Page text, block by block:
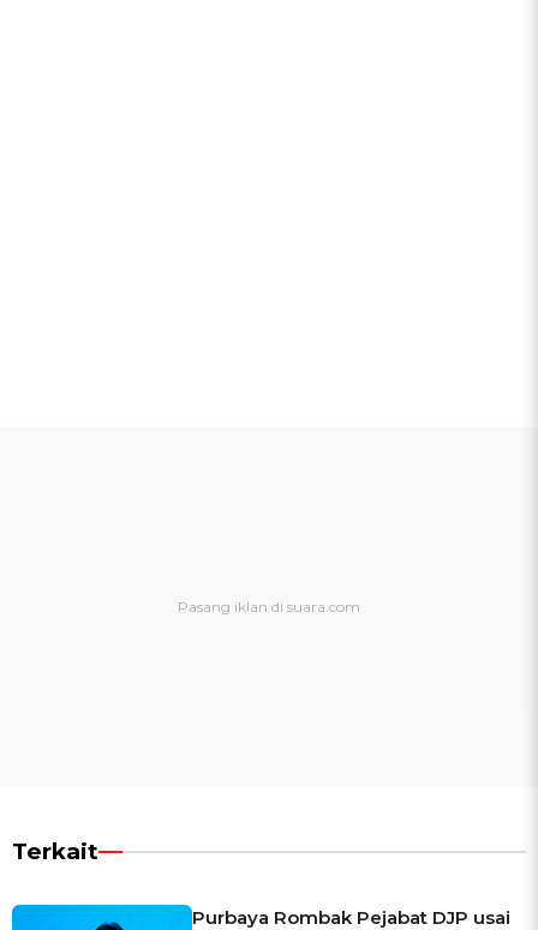
Terkait
Purbaya Rombak Pejabat DJP usai